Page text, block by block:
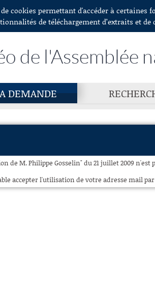
cookies permettant d'accéder à
de téléchargement d’extraits et
de l'Assemblée
DEMANDE
de M. Philippe Gosselin" du 21 juillet 2009
accepter l'utilisation de votre adresse mail